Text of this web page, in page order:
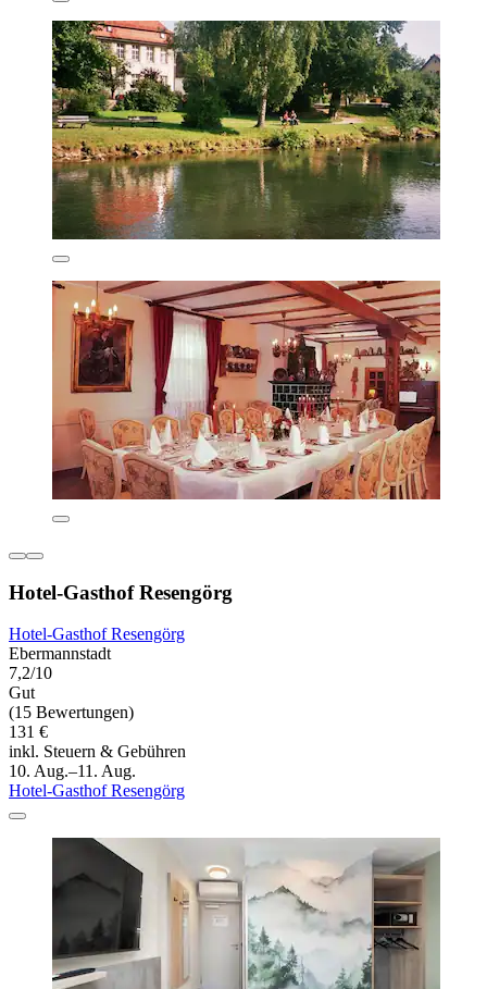
Hotel-Gasthof Resengörg
Hotel-Gasthof Resengörg
Ebermannstadt
7,2/10
Gut
(15 Bewertungen)
131 €
inkl. Steuern & Gebühren
10. Aug.–11. Aug.
Hotel-Gasthof Resengörg